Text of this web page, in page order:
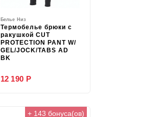
Белье Низ
Термобелье брюки с
ракушкой CUT
PROTECTION PANT W/
GEL/JOCK/TABS AD
BK
12 190 Р
+ 143 бонуса(ов)